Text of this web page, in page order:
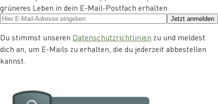
grüneres Leben in dein E-Mail-Postfach erhalten.
Jetzt anmelden
Du stimmst unseren Datenschutzrichtlinien zu und meldest
dich an, um E-Mails zu erhalten, die du jederzeit abbestellen
kannst.